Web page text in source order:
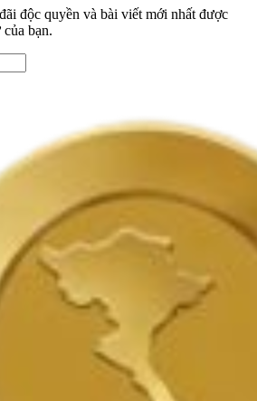
độc quyền và bài viết mới nhất được
bạn.